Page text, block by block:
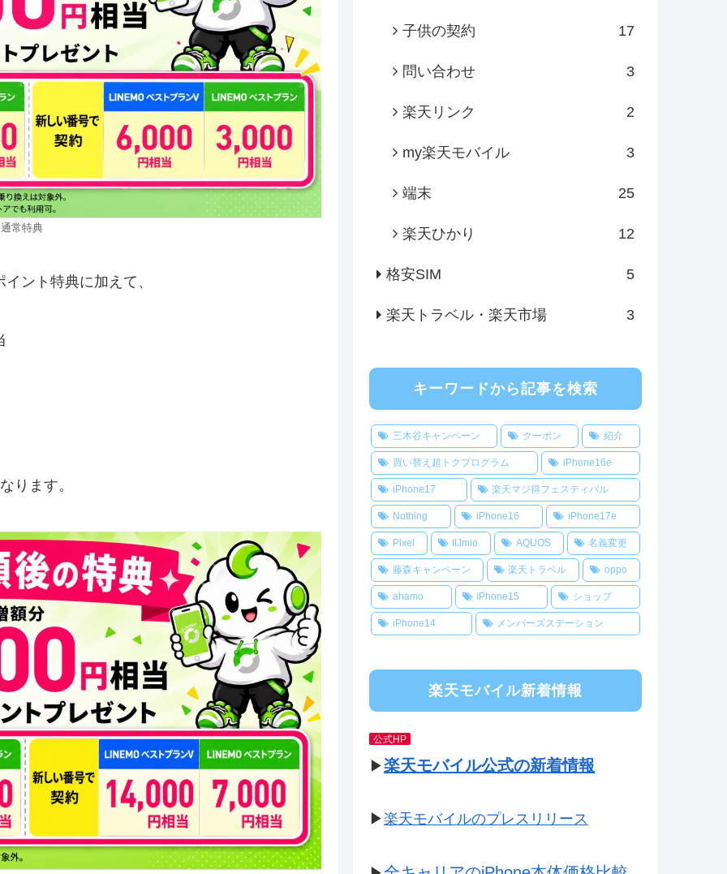
通常特典
ント特典に加えて、
ります。
子供の契約 17
問い合わせ 3
楽天リンク 2
my楽天モバイル 3
端末 25
楽天ひかり 12
格安SIM 5
楽天トラベル・楽天市場 3
キーワードから記事を検索
三木谷キャンペーン クーポン 紹介
買い替え超トクプログラム iPhone16e
iPhone17 楽天マジ得フェスティバル
Nothing iPhone16 iPhone17e
Pixel IIJmio AQUOS 名義変更
藤森キャンペーン 楽天トラベル oppo
ahamo iPhone15 ショップ
iPhone14 メンバーズステーション
楽天モバイル新着情報
公式HP
▶楽天モバイル公式の新着情報
▶楽天モバイルのプレスリリース